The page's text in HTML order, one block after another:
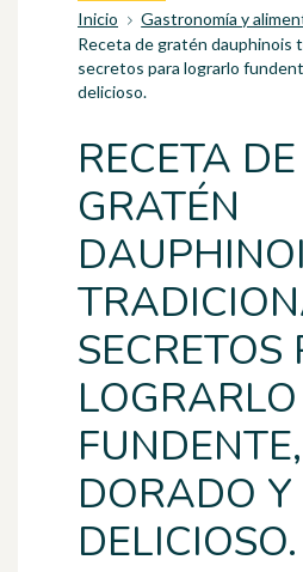
Inicio
Gastronomía y
Receta de gratén dauphinois
secretos para lograrlo
delicioso.
RECETA DE
GRATÉN
SECRETOS
LOGRARLO
FUNDENTE,
DORADO Y
DELICIOSO.